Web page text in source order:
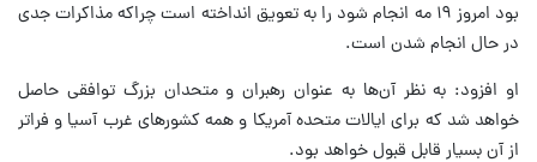
بود امروز ۱۹ مه انجام شود را به تعویق انداخته است چراکه مذاکرات جدی
در حال انجام شدن است.
او افزود: به نظر آن‌ها به عنوان رهبران و متحدان بزرگ توافقی حاصل
خواهد شد که برای ایالات متحده آمریکا و همه کشورهای غرب آسیا و فراتر
از آن بسیار قابل قبول خواهد بود.